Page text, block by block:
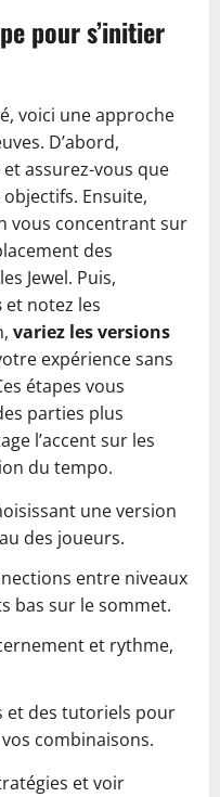
pour s’initier
voici une approche
D’abord,
et assurez-vous que
Ensuite,
vous concentrant sur
des
Jewel. Puis,
et notez les
variez les versions
expérience sans
étapes vous
parties plus
l’accent sur les
du tempo.
une version
des joueurs.
entre niveaux
bas sur le sommet.
et rythme,
et des tutoriels pour
combinaisons.
et voir